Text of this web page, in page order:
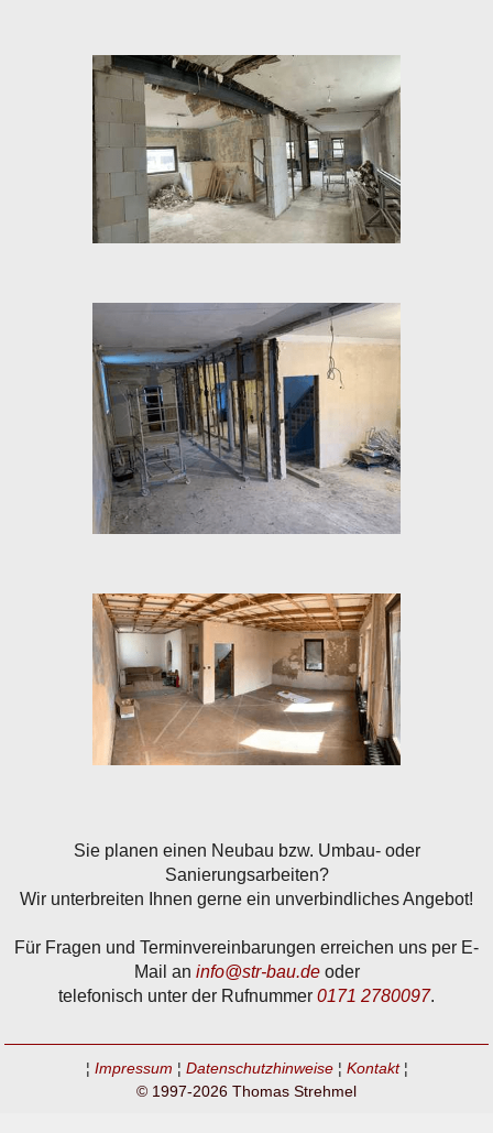
Sie planen einen Neubau bzw. Umbau- oder
Sanierungsarbeiten?
Wir unterbreiten Ihnen gerne ein unverbindliches Angebot!
Für Fragen und Terminvereinbarungen erreichen uns per E-
Mail an info@str-bau.deoder
telefonisch unter der Rufnummer 0171 2780097.
¦ Impressum ¦ Datenschutzhinweise¦ Kontakt¦
© 1997-2026 Thomas Strehmel